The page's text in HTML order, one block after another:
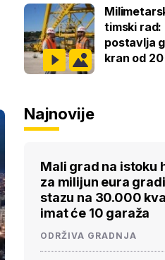
timski rad:
postavlja
kran od
Najnovije
Mali grad na istoku
za milijun eura
stazu na 30.000
imat će 10 garaža
ODRŽIVA GRADNJA